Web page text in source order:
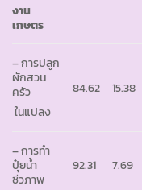
งาน
เกษตร
– การปลูก
ผักสวน
ครัว
ในแปลง
84.62 15.38
– การทำ
ปุ๋ยน้ำ
ชีวภาพ
92.31 7.69